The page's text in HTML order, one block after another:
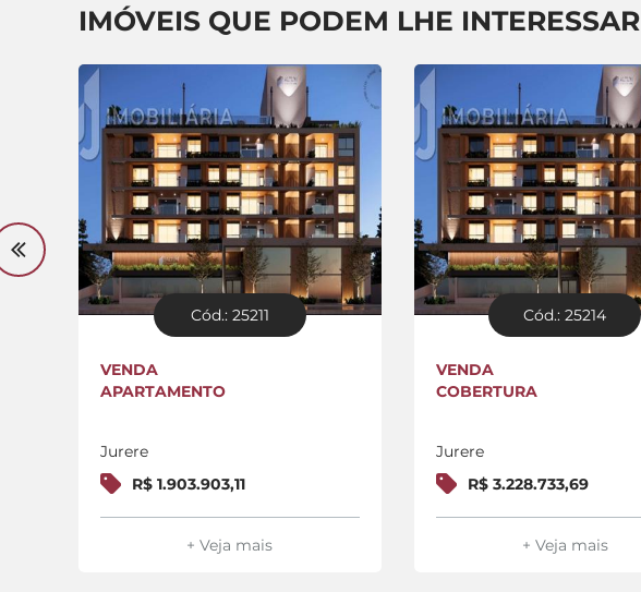
IMÓVEIS QUE PODEM LHE INTERESSAR
Cód.: 25211
VENDA
APARTAMENTO
Jurere
R$ 1.903.903,11
+ Veja mais
Cód.: 25214
VENDA
COBERTURA
Jurere
R$ 3.228.733,69
+ Veja mais